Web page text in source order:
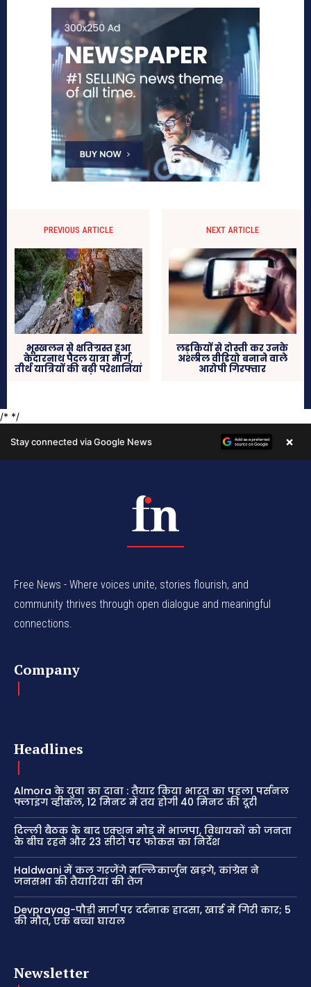
Free News - Where voices unite, stories flourish, and
community thrives through open dialogue and meaningful
connections.
Company
Headlines
Almora के युवा का दावा : तैयार किया भारत का पहला पर्सनल
फ्लाइंग व्हीकल, 12 मिनट में तय होगी 40 मिनट की दूरी
दिल्ली बैठक के बाद एक्शन मोड में भाजपा, विधायकों को जनता
के बीच रहने और 23 सीटों पर फोकस का निर्देश
Haldwani में कल गरजेंगे मल्लिकार्जुन खड़गे, कांग्रेस ने
जनसभा की तैयारियां की तेज
Devprayag-पौड़ी मार्ग पर दर्दनाक हादसा, खाई में गिरी कार; 5
की मौत, एक बच्चा घायल
Newsletter